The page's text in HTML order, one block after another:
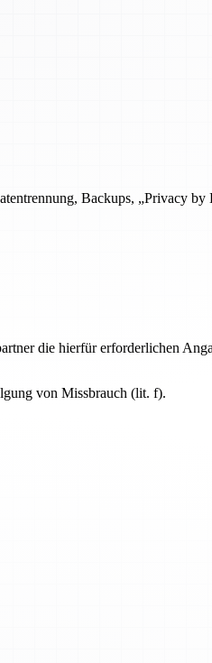
Backups, „Privacy
die hierfür erforderlichen
von Missbrauch (lit. f).